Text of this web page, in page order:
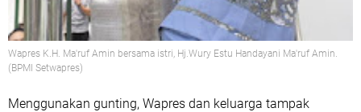
Wapres K.H. Ma'ruf Amin bersama istri, Hj.Wury Estu Handayani Ma'ruf Amin.
(BPMI Setwapres)
Menggunakan gunting, Wapres dan keluarga tampak